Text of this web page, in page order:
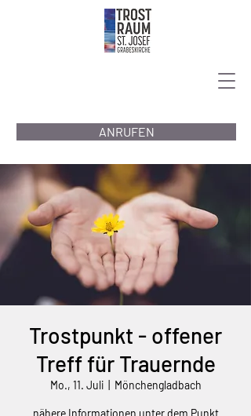
ANRUFEN
Trostpunkt - offener
Treff für Trauernde
Mo., 11. Juli
  |
Mönchengladbach
nähere Informationen unter dem Punkt